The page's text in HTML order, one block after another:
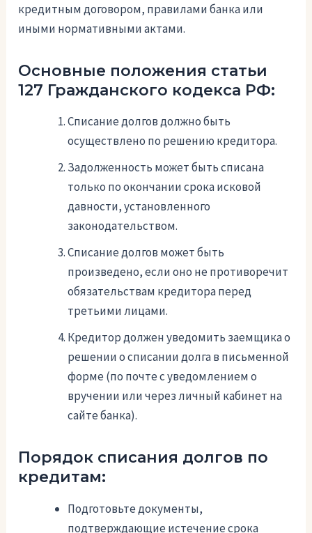
кредитным договором, правилами банка или
иными нормативными актами.
Основные положения статьи
127 Гражданского кодекса РФ:
Списание долгов должно быть
осуществлено по решению кредитора.
Задолженность может быть списана
только по окончании срока исковой
давности, установленного
законодательством.
Списание долгов может быть
произведено, если оно не противоречит
обязательствам кредитора перед
третьими лицами.
Кредитор должен уведомить заемщика о
решении о списании долга в письменной
форме (по почте с уведомлением о
вручении или через личный кабинет на
сайте банка).
Порядок списания долгов по
кредитам:
Подготовьте документы,
подтверждающие истечение срока